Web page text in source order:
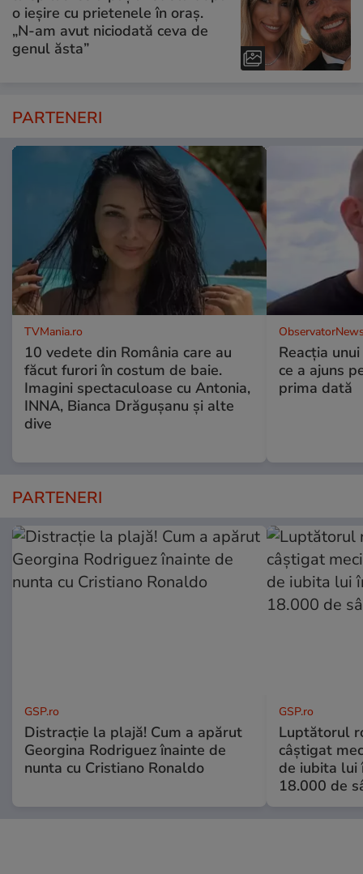
o ieșire cu prietenele în oraș.
„N-am avut niciodată ceva de
genul ăsta”
PARTENERI
TVMania.ro
10 vedete din România care au
făcut furori în costum de baie.
Imagini spectaculoase cu Antonia,
INNA, Bianca Drăgușanu și alte
dive
Reacția
ce a ajuns
prima dată
PARTENERI
GSP.ro
Distracție la plajă! Cum a apărut
Georgina Rodriguez înainte de
nunta cu Cristiano Ronaldo
GSP.ro
Luptătorul
câștigat
de iubita lui
18.000 de